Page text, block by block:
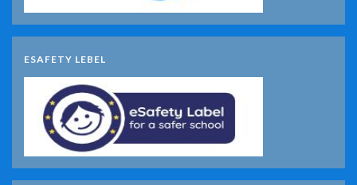
ESAFETY LEBEL